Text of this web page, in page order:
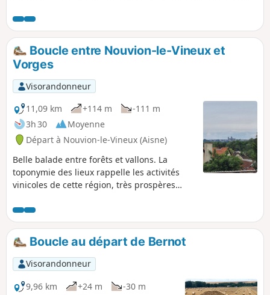
de marécages et collines couvertes de champs et bosquets
épars.
Boucle entre Nouvion-le-Vineux et
Vorges
Visorandonneur
11,09 km
+114 m
-111 m
3h 30
Moyenne
Départ à Nouvion-le-Vineux (Aisne)
Belle balade entre forêts et vallons. La
toponymie des lieux rappelle les activités
vinicoles de cette région, très prospères
presque disparues. Toutefois, ce sera
l'occasion d'admirer au détour de quelques
rues un vendangeoir, un lavoir ou encore
une remarquable église, dans chacun des
villages traversés.
Boucle au départ de Bernot
Visorandonneur
9,96 km
+24 m
-30 m